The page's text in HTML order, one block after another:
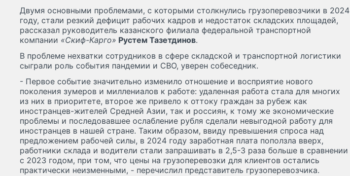
Двумя основными проблемами, с которыми столкнулись грузоперевозчики в 2024
году, стали резкий дефицит рабочих кадров и недостаток складских площадей,
рассказал руководитель казанского филиала федеральной транспортной
компании «Скиф-Карго» Рустем Тазетдинов.
В проблеме нехватки сотрудников в сфере складской и транспортной логистики
сыграли роль события пандемии и СВО, уверен собеседник.
- Первое событие значительно изменило отношение и восприятие нового
поколения зумеров и миллениалов к работе: удаленная работа стала для многих
из них в приоритете, второе же привело к оттоку граждан за рубеж как
иностранцев-жителей Средней Азии, так и россиян, к тому же экономические
проблемы и последовавшее ослабление рубля сделали невыгодной работу для
иностранцев в нашей стране. Таким образом, ввиду превышения спроса над
предложением рабочей силы, в 2024 году заработная плата поползла вверх,
работники склада и водители стали запрашивать в 2,5-3 раза больше в сравнении
с 2023 годом, при том, что цены на грузоперевозки для клиентов остались
практически неизменными, - перечислил представитель грузоперевозчика.